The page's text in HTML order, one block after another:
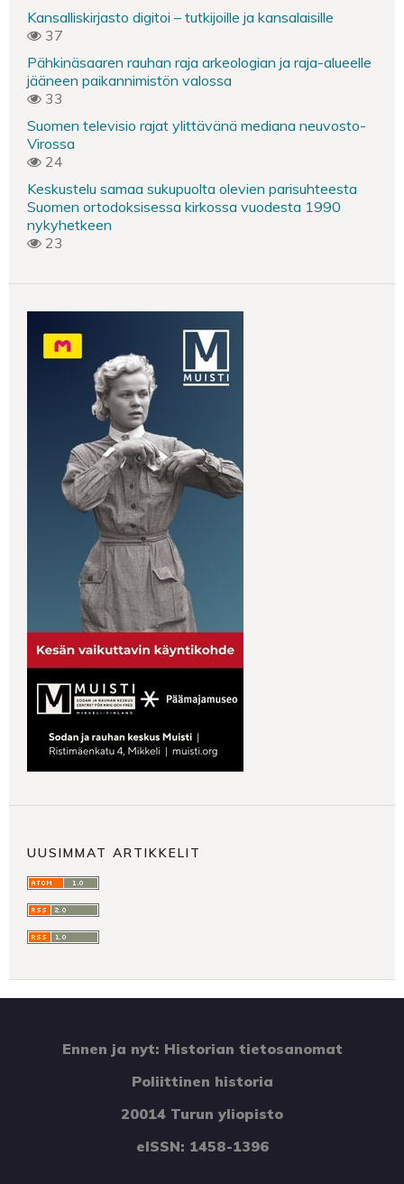
Kansalliskirjasto digitoi – tutkijoille ja kansalaisille
37
Pähkinäsaaren rauhan raja arkeologian ja raja-alueelle
jääneen paikannimistön valossa
33
Suomen televisio rajat ylittävänä mediana neuvosto-
Virossa
24
Keskustelu samaa sukupuolta olevien parisuhteesta
Suomen ortodoksisessa kirkossa vuodesta 1990
nykyhetkeen
23
UUSIMMAT ARTIKKELIT
Ennen ja nyt: Historian tietosanomat
Poliittinen historia
20014 Turun yliopisto
eISSN: 1458-1396